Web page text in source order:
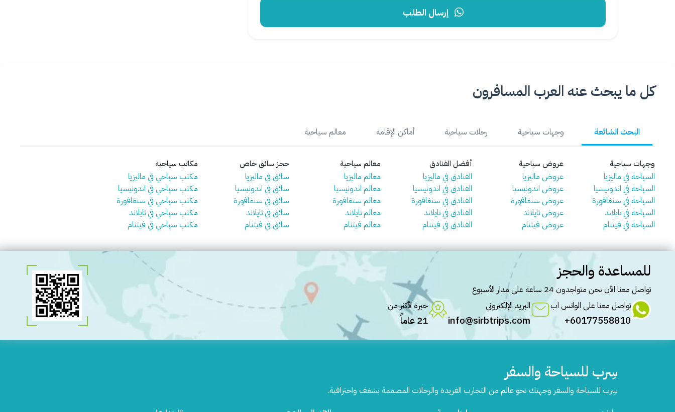
إرسال الطلب
كل ما يبحث عنه العرب المسافرون
البحث الشائعة وجهات سياحية رحلات سياحية أماكن الإقامة معالم سياحية
وجهات سياحية
السياحة في ماليزيا
السياحة في اندونيسيا
السياحة في سنغافورة
السياحة في تايلاند
السياحة في فيتنام
عروض سياحية
عروض ماليزيا
عروض اندونيسيا
عروض سنغافورة
عروض تايلاند
عروض فيتنام
أفضل الفنادق
الفنادق في ماليزيا
الفنادق في اندونيسيا
الفنادق في سنغافورة
الفنادق في تايلاند
الفنادق في فيتنام
معالم سياحية
معالم ماليزيا
معالم اندونيسيا
معالم سنغافورة
معالم تايلاند
معالم فيتنام
حجز سائق خاص
سائق في ماليزيا
سائق في اندونيسيا
سائق في سنغافورة
سائق في تايلاند
سائق في فيتنام
مكاتب سياحية
مكتب سياحي في ماليزيا
مكتب سياحي في اندونيسيا
مكتب سياحي في سنغافورة
مكتب سياحي في تايلاند
مكتب سياحي في فيتنام
للمساعدة والحجز
تواصل معنا الآن نحن متواجدون 24 ساعة على مدار الأسبوع
تواصل معنا على الواتس اب
60177558810+
البريد الإلكتروني
info@sirbtrips.com
خبرة لأكثر من
21 عاماً
سِرب للسياحة والسفر
سِرب للسياحة والسفر وجهتك نحو عالم من التجارب الفريدة والرحلات المصممة بشغف واحترافية.